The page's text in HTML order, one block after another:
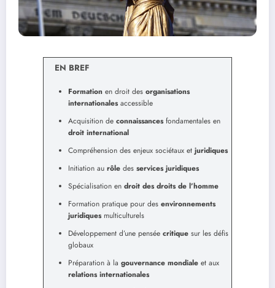
EN BREF
Formation en droit des organisations
internationalesaccessible
Acquisition de connaissancesfondamentales en
droit international
Compréhension des enjeux sociétaux et juridiques
Initiation au rôle des services juridiques
Spécialisation en droit des droits de l’homme
Formation pratique pour des environnements
juridiquesmulticulturels
Développement d’une pensée critique sur les défis
globaux
Préparation à la gouvernance mondiale et aux
relations internationales